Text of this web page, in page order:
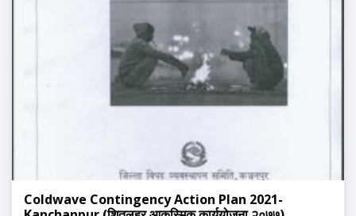
Coldwave Contingency Action Plan 2021-